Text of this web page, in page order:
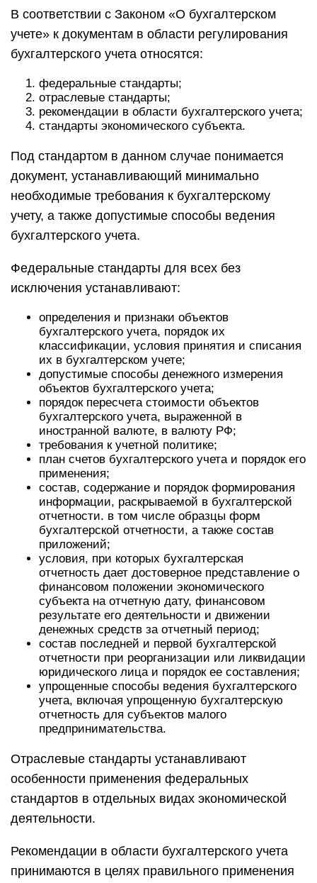
В соответствии с Законом «О бухгалтерском
учете» к документам в области регулирования
бухгалтерского учета относятся:
федеральные стандарты;
отраслевые стандарты;
рекомендации в области бухгалтерского учета;
стандарты экономического субъекта.
Под стандартом в данном случае понимается
документ, устанавливающий минимально
необходимые требования к бухгалтерскому
учету, а также допустимые способы ведения
бухгалтерского учета.
Федеральные стандарты для всех без
исключения устанавливают:
определения и признаки объектов
бухгалтерского учета, порядок их
классификации, условия принятия и списания
их в бухгалтерском учете;
допустимые способы денежного измерения
объектов бухгалтерского учета;
порядок пересчета стоимости объектов
бухгалтерского учета, выраженной в
иностранной валюте, в валюту РФ;
требования к учетной политике;
план счетов бухгалтерского учета и порядок его
применения;
состав, содержание и порядок формирования
информации, раскрываемой в бухгалтерской
отчетности. в том числе образцы форм
бухгалтерской отчетности, а также состав
приложений;
условия, при которых бухгалтерская
отчетность дает достоверное представление о
финансовом положении экономического
субъекта на отчетную дату, финансовом
результате его деятельности и движении
денежных средств за отчетный период;
состав последней и первой бухгалтерской
отчетности при реорганизации или ликвидации
юридического лица и порядок ее составления;
упрощенные способы ведения бухгалтерского
учета, включая упрощенную бухгалтерскую
отчетность для субъектов малого
предпринимательства.
Отраслевые стандарты устанавливают
особенности применения федеральных
стандартов в отдельных видах экономической
деятельности.
Рекомендации в области бухгалтерского учета
принимаются в целях правильного применения